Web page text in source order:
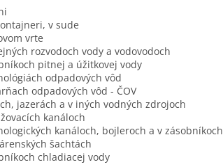
v sude
vrte
rozvodoch vody a vodovodoch
pitnej a úžitkovej vody
odpadových vôd
odpadových vôd - ČOV
jazerách a v iných vodných zdrojoch
kanáloch
kanáloch, bojleroch a v zásobníkoch
šachtách
chladiacej vody